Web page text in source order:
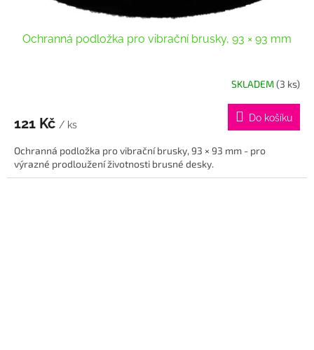
Ochranná podložka pro vibrační brusky, 93 × 93 mm
SKLADEM(3 ks)
121 Kč / ks
Do košíku
Ochranná podložka pro vibrační brusky, 93 × 93 mm - pro
výrazné prodloužení životnosti brusné desky.